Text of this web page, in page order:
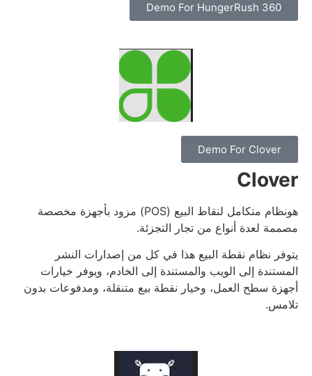
Demo For HungerRush 360
Demo For Clover
Clover
هونظام متكامل لنقاط البيع (POS) مزود بأجهزة مخصصة
مصممة لعدة أنواع من تجار التجزئة.
يتوفر نظام نقطة البيع هذا في كل من إصدارات النشر
المستندة إلى الويب والمستندة إلى الخادم، ويوفر خيارات
أجهزة سطح العمل، وخيار نقطة بيع متنقلة، ومدفوعات بدون
تلامس.